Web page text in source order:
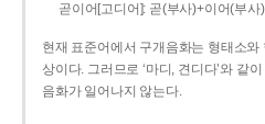
곧이어[고디어]: 곧(부사)+이어(부사)
현재 표준어에서 구개음화는 형태소
상이다. 그러므로 ‘마디, 견디다’와 같
음화가 일어나지 않는다.